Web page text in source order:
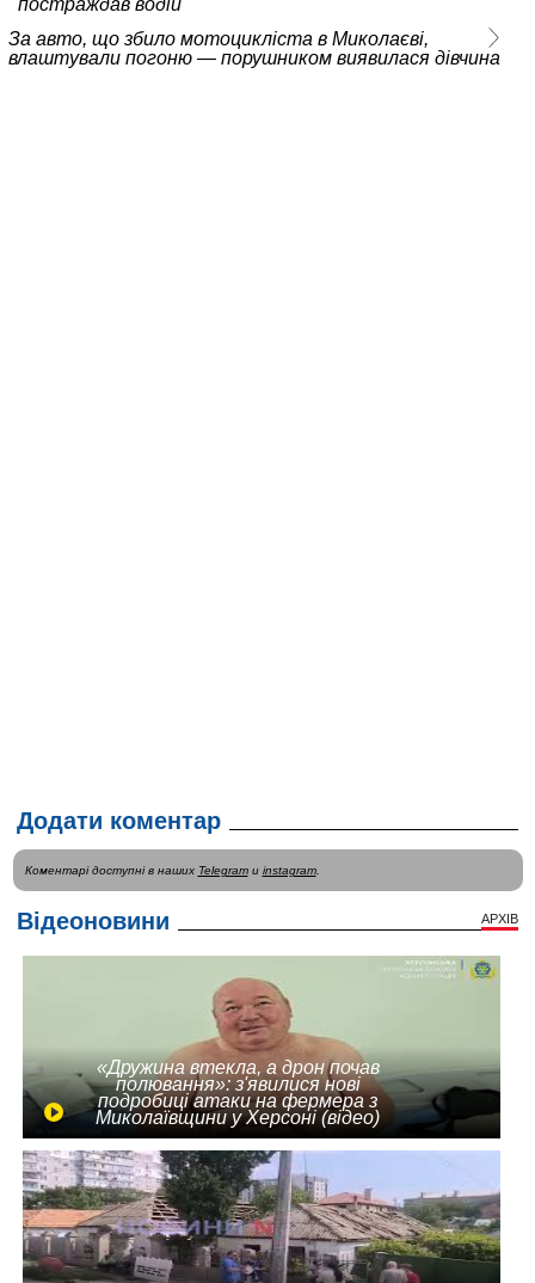
За авто, що збило мотоцикліста в Миколаєві,
влаштували погоню — порушником виявилася дівчина
Додати коментар
Коментарі доступні в наших Telegramи instagram.
Відеоновини АРХІВ
«Дружина втекла, а дрон почав
полювання»: з'явилися нові
подробиці атаки на фермера з
Миколаївщини у Херсоні (відео)